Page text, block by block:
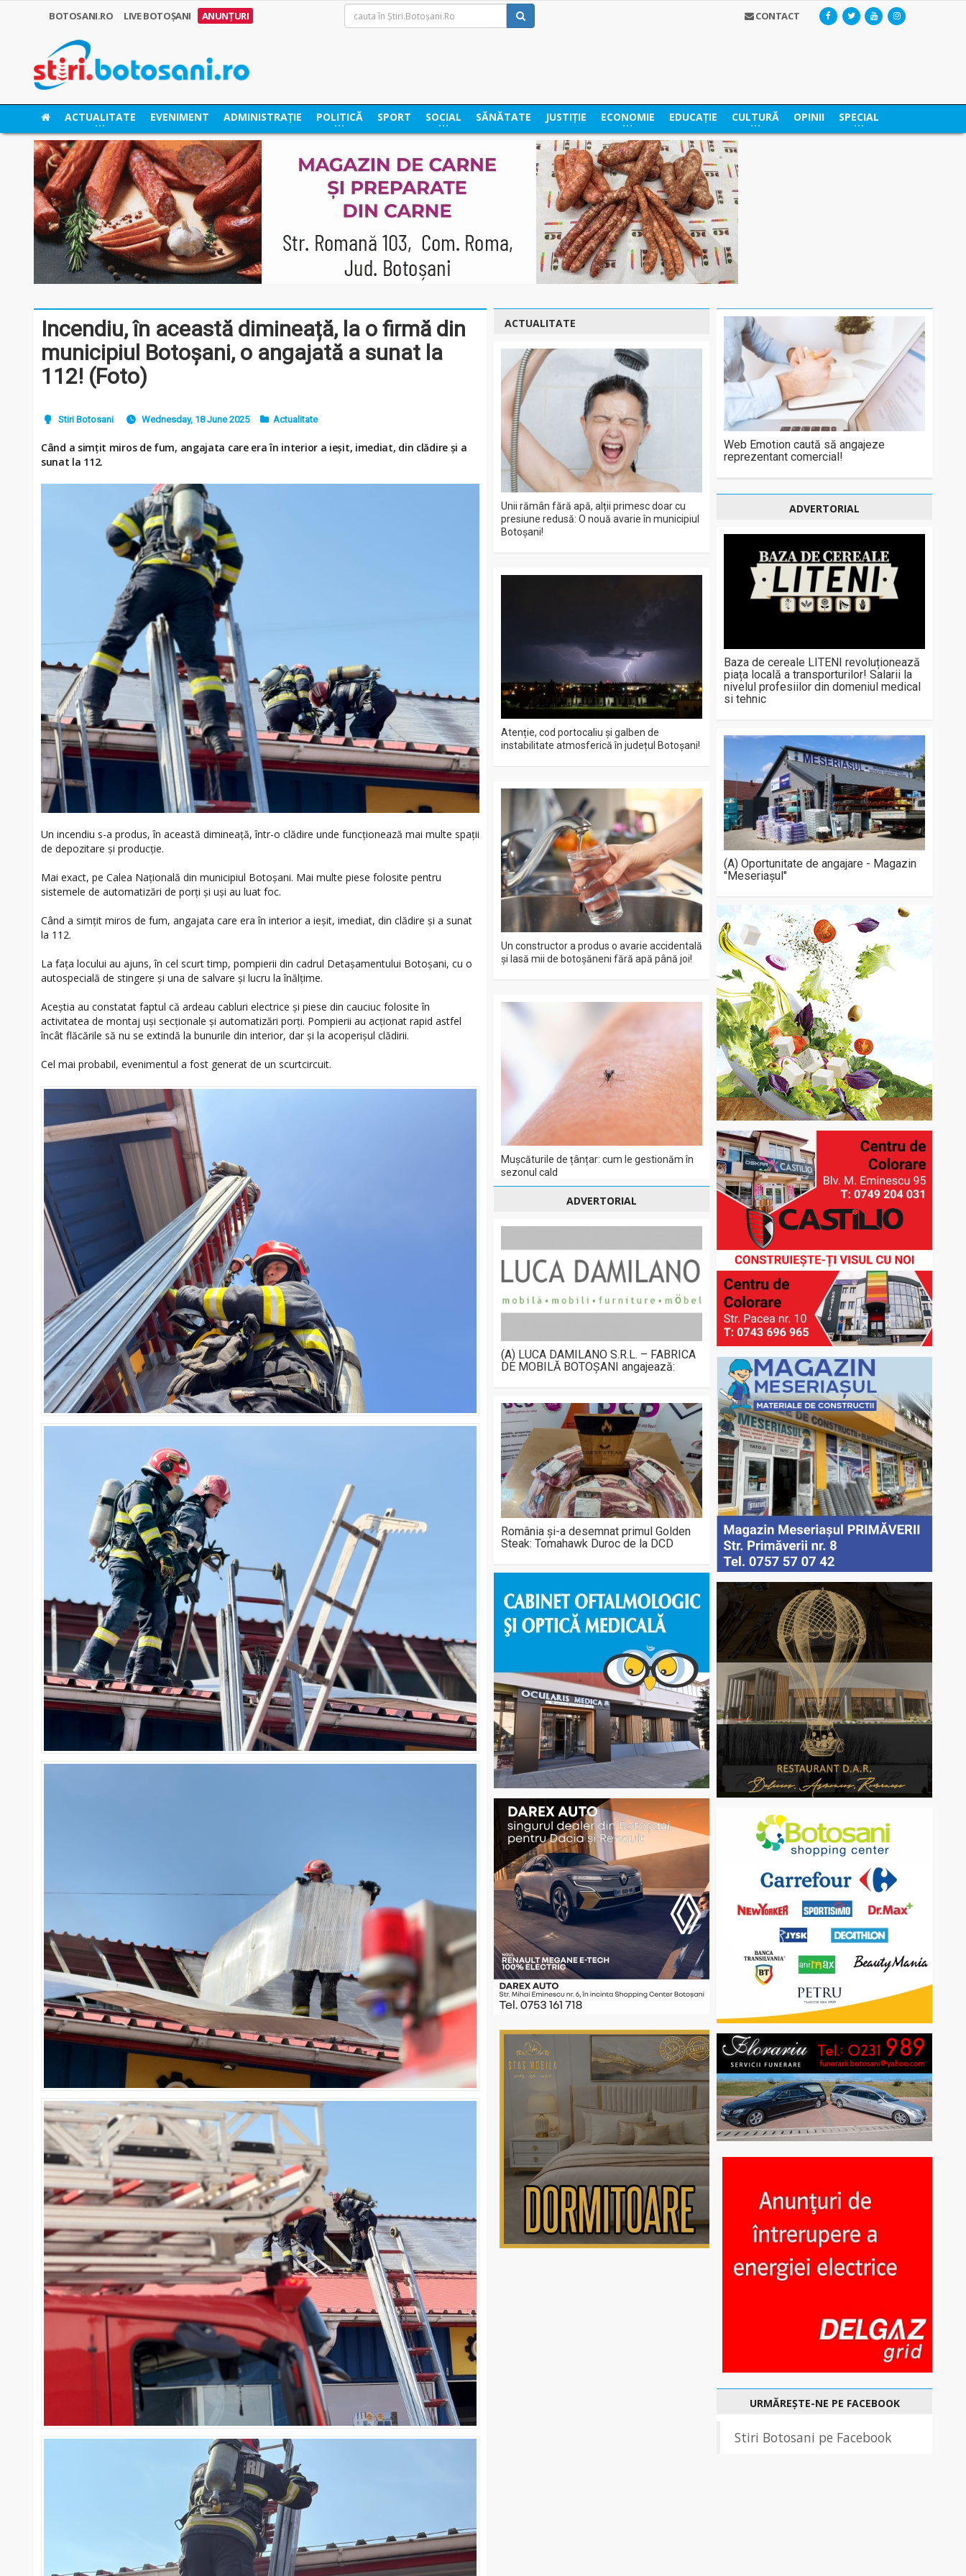
BOTOSANI.RO LIVE BOTOȘANI ANUNȚURI CONTACT
ACTUALITATE EVENIMENT ADMINISTRAȚIE POLITICĂ SPORT SOCIAL SĂNĂTATE JUSTIȚIE ECONOMIE EDUCAȚIE CULTURĂ OPINII SPECIAL
Incendiu, în această dimineață, la o firmă din
municipiul Botoșani, o angajată a sunat la
112! (Foto)
Stiri Botosani Wednesday, 18 June 2025 Actualitate
Când a simțit miros de fum, angajata care era în interior a ieșit, imediat, din clădire și a
sunat la 112.
Un incendiu s-a produs, în această dimineață, într-o clădire unde funcționează mai multe spații
de depozitare și producție.
Mai exact, pe Calea Națională din municipiul Botoşani. Mai multe piese folosite pentru
sistemele de automatizări de porți și uși au luat foc.
Când a simțit miros de fum, angajata care era în interior a ieșit, imediat, din clădire și a sunat
la 112.
La fața locului au ajuns, în cel scurt timp, pompierii din cadrul Detașamentului Botoșani, cu o
autospecială de stingere și una de salvare și lucru la înălțime.
Aceștia au constatat faptul că ardeau cabluri electrice și piese din cauciuc folosite în
activitatea de montaj uși secționale și automatizări porți. Pompierii au acționat rapid astfel
încât flăcările să nu se extindă la bunurile din interior, dar și la acoperișul clădirii.
Cel mai probabil, evenimentul a fost generat de un scurtcircuit.
ACTUALITATE
Unii rămân fără apă, alții primesc doar cu
presiune redusă: O nouă avarie în municipiul
Botoșani!
Atenție, cod portocaliu și galben de
instabilitate atmosferică în județul Botoșani!
Un constructor a produs o avarie accidentală
și lasă mii de botoșăneni fără apă până joi!
Mușcăturile de țânțar: cum le gestionăm în
sezonul cald
ADVERTORIAL
(A) LUCA DAMILANO S.R.L. – FABRICA
DE MOBILĂ BOTOȘANI angajează:
România și-a desemnat primul Golden
Steak: Tomahawk Duroc de la DCD
Web Emotion caută să angajeze
reprezentant comercial!
ADVERTORIAL
Baza de cereale LITENI revoluționează
piața locală a transporturilor! Salarii la
nivelul profesiilor din domeniul medical
si tehnic
(A) Oportunitate de angajare - Magazin
"Meseriașul"
URMĂREȘTE-NE PE FACEBOOK
Stiri Botosani pe Facebook